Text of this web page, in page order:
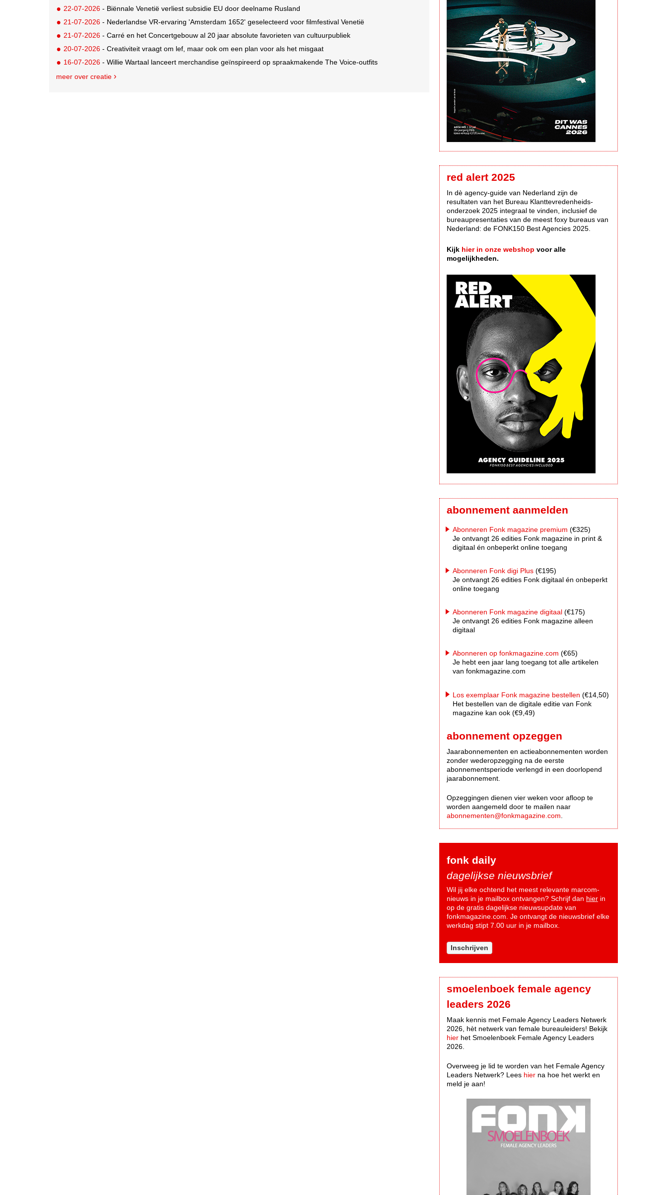
22-07-2026 - Biënnale Venetië verliest subsidie EU door deelname Rusland
21-07-2026 - Nederlandse VR-ervaring 'Amsterdam 1652' geselecteerd voor filmfestival Venetië
21-07-2026 - Carré en het Concertgebouw al 20 jaar absolute favorieten van cultuurpubliek
20-07-2026 - Creativiteit vraagt om lef, maar ook om een plan voor als het misgaat
16-07-2026 - Willie Wartaal lanceert merchandise geïnspireerd op spraakmakende The Voice-outfits
meer over creatie
red alert 2025
In dè agency-guide van Nederland zijn de
resultaten van het Bureau Klanttevredenheids-
onderzoek 2025 integraal te vinden, inclusief de
bureaupresentaties van de meest foxy bureaus van
Nederland: de FONK150 Best Agencies 2025.
Kijk hier in onze webshop voor alle
mogelijkheden.
abonnement aanmelden
Abonneren Fonk magazine premium (€325)
Je ontvangt 26 edities Fonk magazine in print &
digitaal én onbeperkt online toegang
Abonneren Fonk digi Plus (€195)
Je ontvangt 26 edities Fonk digitaal én onbeperkt
online toegang
Abonneren Fonk magazine digitaal (€175)
Je ontvangt 26 edities Fonk magazine alleen
digitaal
Abonneren op fonkmagazine.com (€65)
Je hebt een jaar lang toegang tot alle artikelen
van fonkmagazine.com
Los exemplaar Fonk magazine bestellen (€14,50)
Het bestellen van de digitale editie van Fonk
magazine kan ook (€9,49)
abonnement opzeggen
Jaarabonnementen en actieabonnementen worden
zonder wederopzegging na de eerste
abonnementsperiode verlengd in een doorlopend
jaarabonnement.
Opzeggingen dienen vier weken voor afloop te
worden aangemeld door te mailen naar
abonnementen@fonkmagazine.com
fonk daily
dagelijkse nieuwsbrief
Wil jij elke ochtend het meest relevante marcom-
nieuws in je mailbox ontvangen? Schrijf dan hier in
op de gratis dagelijkse nieuwsupdate van
fonkmagazine.com. Je ontvangt de nieuwsbrief elke
werkdag stipt 7.00 uur in je mailbox.
Inschrijven
smoelenboek female agency
leaders 2026
Maak kennis met Female Agency Leaders Netwerk
2026, hèt netwerk van female bureauleiders! Bekijk
hier het Smoelenboek Female Agency Leaders
2026.
Overweeg je lid te worden van het Female Agency
Leaders Netwerk? Lees hier na hoe het werkt en
meld je aan!